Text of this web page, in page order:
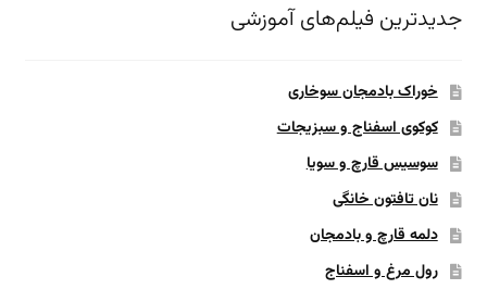
جدیدترین فیلم‌های آموزشی
خوراک بادمجان سوخاری
کوکوی اسفناج و سبزیجات
سوسیس قارچ و سویا
نان تافتون خانگی
دلمه قارچ و بادمجان
رول مرغ و اسفناج